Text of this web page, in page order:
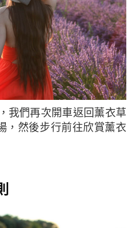
，然後步行前往欣賞薰衣